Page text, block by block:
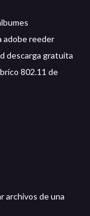
adobe reeder
descarga gratuita
802.11 de
archivos de una